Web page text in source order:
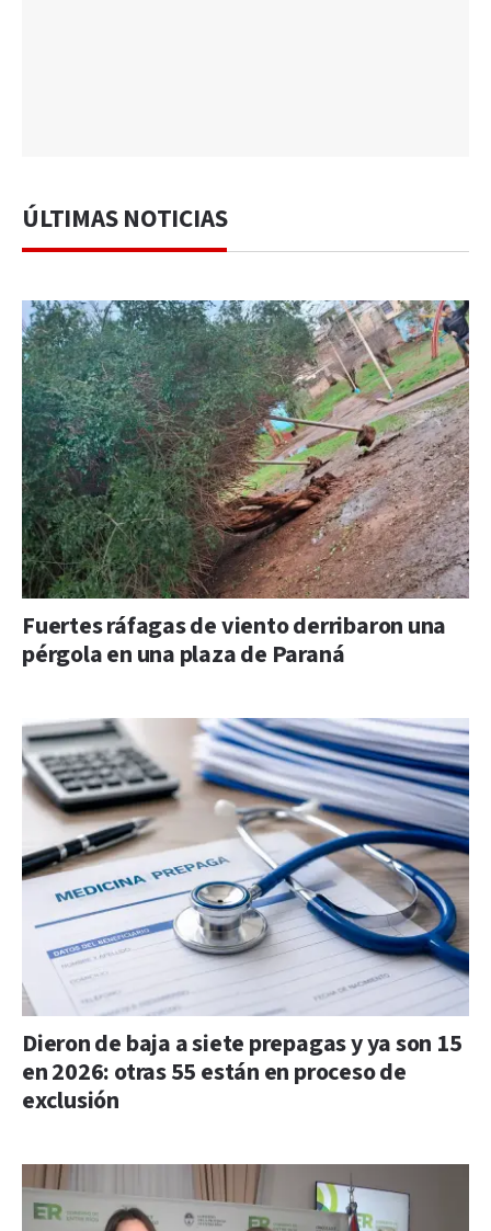
ÚLTIMAS NOTICIAS
Fuertes ráfagas de viento derribaron una
pérgola en una plaza de Paraná
Dieron de baja a siete prepagas y ya son 15
en 2026: otras 55 están en proceso de
exclusión